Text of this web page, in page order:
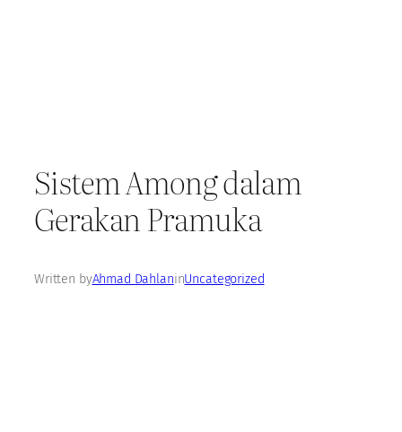
Sistem Among dalam
Gerakan Pramuka
Written byAhmad DahlaninUncategorized